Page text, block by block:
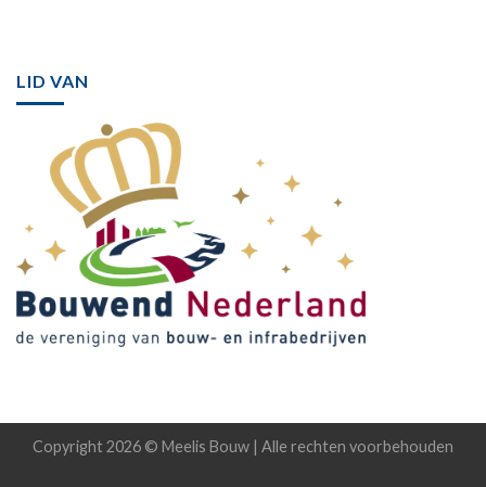
LID VAN
Copyright 2026 © Meelis Bouw | Alle rechten voorbehouden